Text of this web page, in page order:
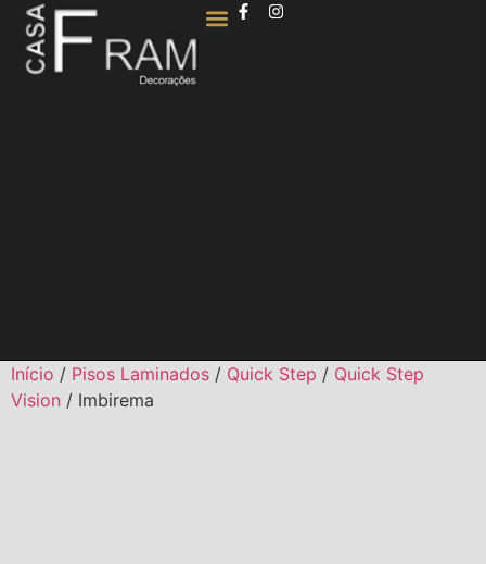
Início / Pisos Laminados / Quick Step / Quick Step
Vision / Imbirema